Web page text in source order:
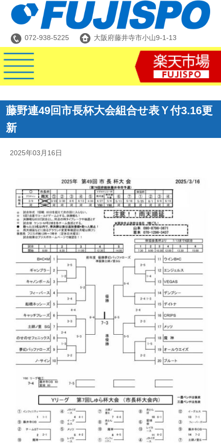
072-938-5225 大阪府藤井寺市小山9-1-13
藤野連49回市長杯大会組合せ表Ｙ付3.16更
新
2025年03月16日